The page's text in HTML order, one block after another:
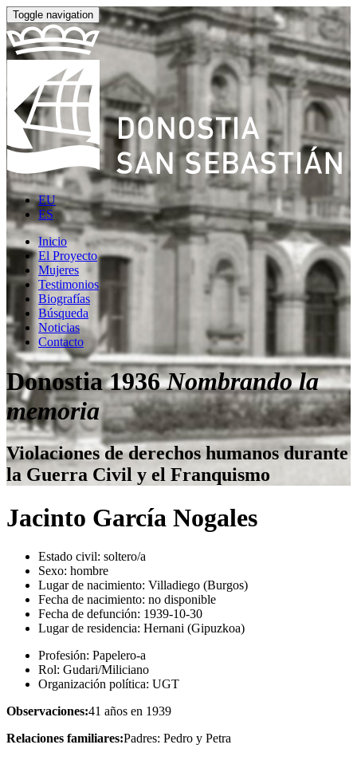
Toggle navigation
EU
ES
Inicio
El Proyecto
Mujeres
Testimonios
Biografías
Búsqueda
Noticias
Contacto
Donostia 1936Nombrando la
memoria
Violaciones de derechos humanos durante
la Guerra Civil y el Franquismo
Jacinto García Nogales
Estado civil: soltero/a
Sexo: hombre
Lugar de nacimiento: Villadiego (Burgos)
Fecha de nacimiento: no disponible
Fecha de defunción: 1939-10-30
Lugar de residencia: Hernani (Gipuzkoa)
Profesión: Papelero-a
Rol: Gudari/Miliciano
Organización política: UGT
Observaciones:41 años en 1939
Relaciones familiares:Padres: Pedro y Petra